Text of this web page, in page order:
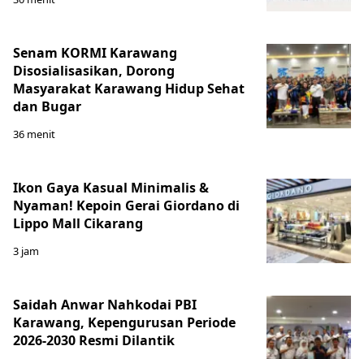
Senam KORMI Karawang
Disosialisasikan, Dorong
Masyarakat Karawang Hidup Sehat
dan Bugar
36 menit
Ikon Gaya Kasual Minimalis &
Nyaman! Kepoin Gerai Giordano di
Lippo Mall Cikarang
3 jam
Saidah Anwar Nahkodai PBI
Karawang, Kepengurusan Periode
2026-2030 Resmi Dilantik